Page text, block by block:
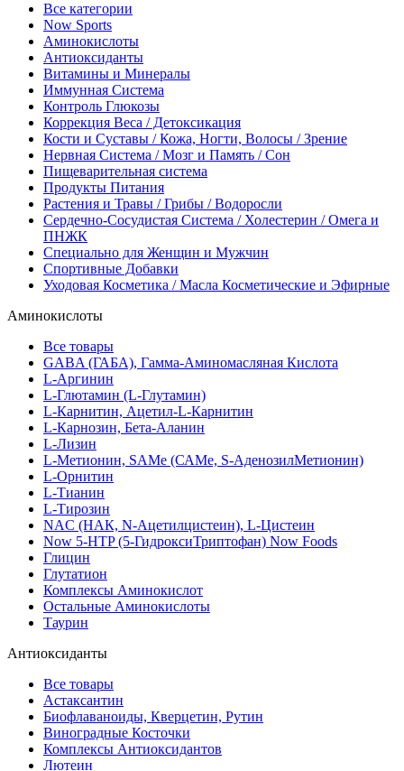
Все категории
Now Sports
Аминокислоты
Антиоксиданты
Витамины и Минералы
Иммунная Система
Контроль Глюкозы
Коррекция Веса / Детоксикация
Кости и Суставы / Кожа, Ногти, Волосы / Зрение
Нервная Система / Мозг и Память / Сон
Пищеварительная система
Продукты Питания
Растения и Травы / Грибы / Водоросли
Сердечно-Сосудистая Система / Холестерин / Омега и
ПНЖК
Специально для Женщин и Мужчин
Спортивные Добавки
Уходовая Косметика / Масла Косметические и Эфирные
Аминокислоты
Все товары
GABA (ГАБА), Гамма-Аминомасляная Кислота
L-Аргинин
L-Глютамин (L-Глутамин)
L-Карнитин, Ацетил-L-Карнитин
L-Карнозин, Бета-Аланин
L-Лизин
L-Метионин, SAMe (САМе, S-АденозилМетионин)
L-Орнитин
L-Тианин
L-Тирозин
NAC (НАК, N-Ацетилцистеин), L-Цистеин
Now 5-HTP (5-ГидроксиТриптофан) Now Foods
Глицин
Глутатион
Комплексы Аминокислот
Остальные Аминокислоты
Таурин
Антиоксиданты
Все товары
Астаксантин
Биофлаваноиды, Кверцетин, Рутин
Виноградные Косточки
Комплексы Антиоксидантов
Лютеин